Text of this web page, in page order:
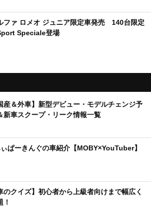
ファ ロメオ ジュニア限定車発売 140台限定
Speciale登場
産＆外車】新型デビュー・モデルチェンジ予
新車スクープ・リーク情報一覧
ぱーきんぐの車紹介【MOBY×YouTuber】
のクイズ】初心者から上級者向けまで幅広く
！